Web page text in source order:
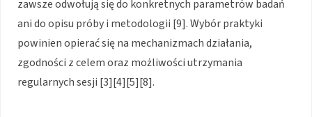
zawsze odwołują się do konkretnych parametrów badań
ani do opisu próby i metodologii [9]. Wybór praktyki
powinien opierać się na mechanizmach działania,
zgodności z celem oraz możliwości utrzymania
regularnych sesji [3][4][5][8].